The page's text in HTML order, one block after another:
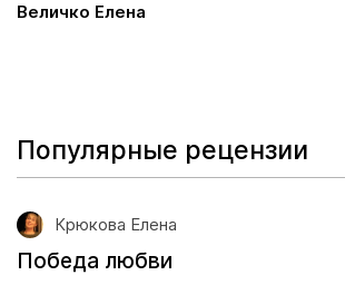
Величко Елена
Популярные рецензии
Крюкова Елена
Победа любви